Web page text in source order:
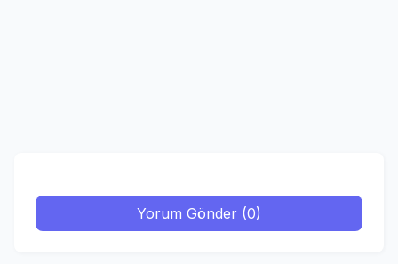
Yorum Gönder (0)